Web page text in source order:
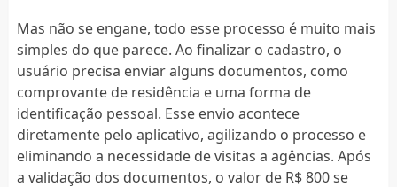
Mas não se engane, todo esse processo é muito mais
simples do que parece. Ao finalizar o cadastro, o
usuário precisa enviar alguns documentos, como
comprovante de residência e uma forma de
identificação pessoal. Esse envio acontece
diretamente pelo aplicativo, agilizando o processo e
eliminando a necessidade de visitas a agências. Após
a validação dos documentos, o valor de R$ 800 se